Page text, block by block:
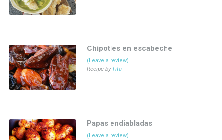
Chipotles en escabeche
(Leave a review)
Recipe by Tita
Papas endiabladas
(Leave a review)